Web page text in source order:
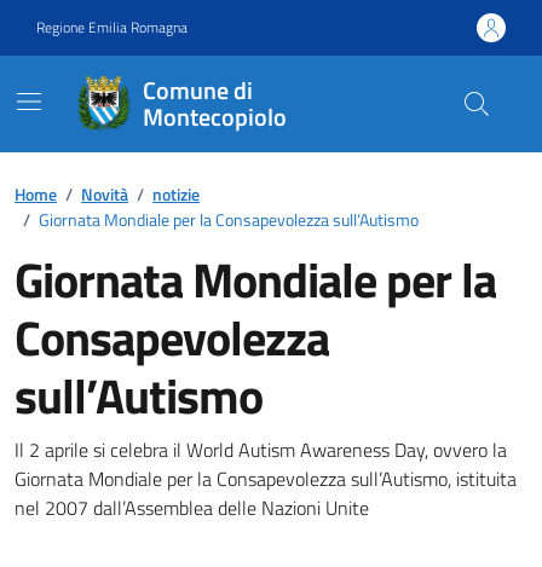
Regione Emilia Romagna
Comune di
Montecopiolo
Contenuti in evidenza
Home / Novità / notizie
/ Giornata Mondiale per la Consapevolezza sull’Autismo
Giornata Mondiale per la
Consapevolezza
sull’Autismo
Dettagli della notizia
Il 2 aprile si celebra il World Autism Awareness Day, ovvero la
Giornata Mondiale per la Consapevolezza sull’Autismo, istituita
nel 2007 dall’Assemblea delle Nazioni Unite